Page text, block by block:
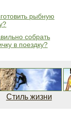
рыбную
собрать
в поездку?
Стиль жизни